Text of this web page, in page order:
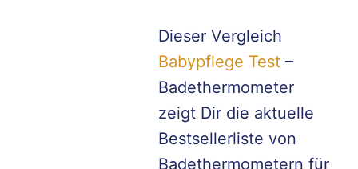
Dieser Vergleich
Babypflege Test –
Badethermometer
zeigt Dir die aktuelle
Bestsellerliste von
Badethermometern für